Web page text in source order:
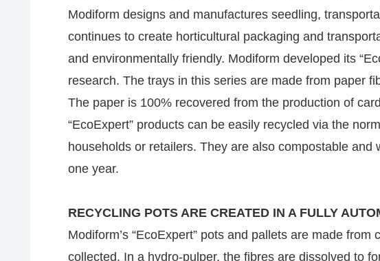
Modiform designs and manufactures seedling,
continues to create horticultural packaging and
and environmentally friendly. Modiform developed its
research. The trays in this series are made from paper
The paper is 100% recovered from the production of
“EcoExpert” products can be easily recycled via the
households or retailers. They are also compostable and
one year.
RECYCLING POTS ARE CREATED IN A FULLY
Modiform’s “EcoExpert” pots and pallets are made
collected. In a hydro-pulper, the fibres are dissolved to